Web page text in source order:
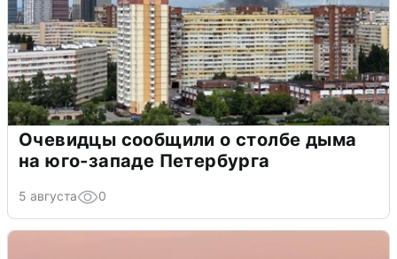
Очевидцы сообщили о столбе дыма
на юго-западе Петербурга
5 августа 0